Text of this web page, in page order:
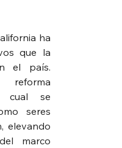
ha
que la
el país.
cual se
seres
elevando
marco